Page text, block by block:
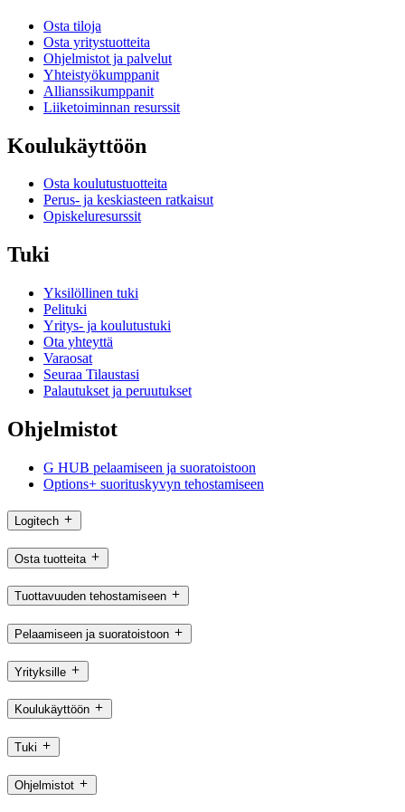
Osta tiloja
Osta yritystuotteita
Ohjelmistot ja palvelut
Yhteistyökumppanit
Allianssikumppanit
Liiketoiminnan resurssit
Koulukäyttöön
Osta koulutustuotteita
Perus- ja keskiasteen ratkaisut
Opiskeluresurssit
Tuki
Yksilöllinen tuki
Pelituki
Yritys- ja koulutustuki
Ota yhteyttä
Varaosat
Seuraa Tilaustasi
Palautukset ja peruutukset
Ohjelmistot
G HUB pelaamiseen ja suoratoistoon
Options+ suorituskyvyn tehostamiseen
Logitech
Osta tuotteita
Tuottavuuden tehostamiseen
Pelaamiseen ja suoratoistoon
Yrityksille
Koulukäyttöön
Tuki
Ohjelmistot